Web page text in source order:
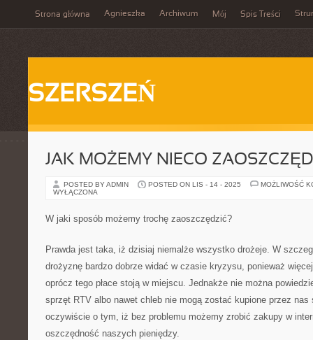
Strona główna Agnieszka Archiwum Mój Spis Treści
SZERSZEŃ
JAK MOŻEMY NIECO
POSTED BY ADMIN POSTED ON LIS - 14 - 2025
MOŻLIWOŚĆ
WYŁĄCZONA
W jaki sposób możemy trochę zaoszczędzić?
Prawda jest taka, iż dzisiaj niemalże wszystko drożeje. W
drożyznę bardzo dobrze widać w czasie kryzysu, ponieważ
oprócz tego płace stoją w miejscu. Jednakże nie można
sprzęt RTV albo nawet chleb nie mogą zostać kupione przez nas
oczywiście o tym, iż bez problemu możemy zrobić zakupy w
oszczędność naszych pieniędzy.